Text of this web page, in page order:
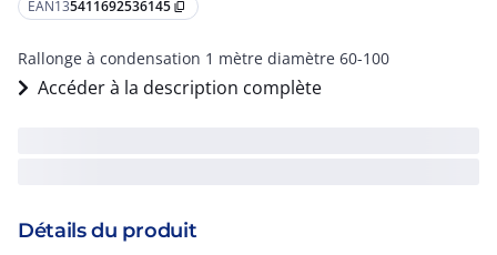
EAN135411692536145 content_copy
Rallonge à condensation 1 mètre diamètre 60-100
Accéder à la description complète
Détails du produit